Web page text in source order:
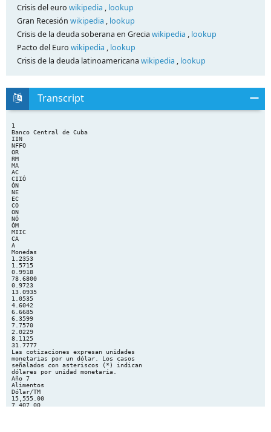
Crisis del euro wikipedia , lookup
Gran Recesión wikipedia , lookup
Crisis de la deuda soberana en Grecia wikipedia , lookup
Pacto del Euro wikipedia , lookup
Crisis de la deuda latinoamericana wikipedia , lookup
Transcript
1
Banco Central de Cuba
IIN
NFFO
OR
RM
MA
AC
CIIÓ
ÓN
NE
EC
CO
ON
NÓ
ÓM
MIIC
CA
A
Monedas
1.2353
1.5715
0.9918
78.6800
0.9723
13.0935
1.0535
4.6042
6.6685
6.3599
7.7570
2.0229
8.1125
31.7777
Las cotizaciones expresan unidades
monetarias por un dólar. Los casos
señalados con asteriscos (*) indican
dólares por unidad monetaria.
Año 7
Alimentos
Dólar/TM
15,555.00
7,407.00